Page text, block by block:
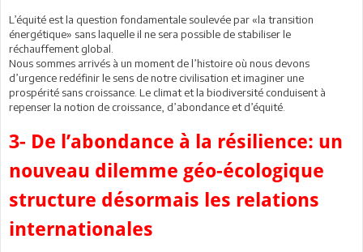
L’équité est la question fondamentale soulevée par «la transition
énergétique» sans laquelle il ne sera possible de stabiliser le
réchauffement global.
Nous sommes arrivés à un moment de l’histoire où nous devons
d’urgence redéfinir le sens de notre civilisation et imaginer une
prospérité sans croissance. Le climat et la biodiversité conduisent à
repenser la notion de croissance, d’abondance et d’équité.
3- De l’abondance à la résilience: un
nouveau dilemme géo-écologique
structure désormais les relations
internationales